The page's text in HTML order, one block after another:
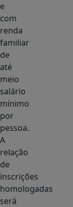
e
com
renda
familiar
de
até
meio
salário
mínimo
por
pessoa.
A
relação
de
inscrições
homologadas
será